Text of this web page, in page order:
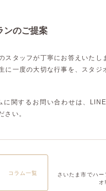
ンのご提案
スタッフが丁寧にお答えいたし
に一度の大切な行事を、スタジ
関するお問い合わせは、
さい。
コラム一覧
さいたま市でハ
オ